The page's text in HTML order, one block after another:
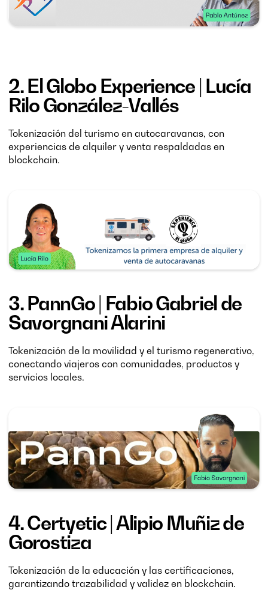
2.El Globo Experience| Lucía
Rilo González-Vallés
Tokenización del turismo en autocaravanas, con
experiencias de alquiler y venta respaldadas en
blockchain.
3. PannGo| Fabio Gabriel de
Savorgnani Alarini
Tokenización de la movilidad y el turismo regenerativo,
conectando viajeros con comunidades, productos y
servicios locales.
4.Certyetic| Alipio Muñiz de
Gorostiza
Tokenización de la educación y las certificaciones,
garantizando trazabilidad y validez en blockchain.